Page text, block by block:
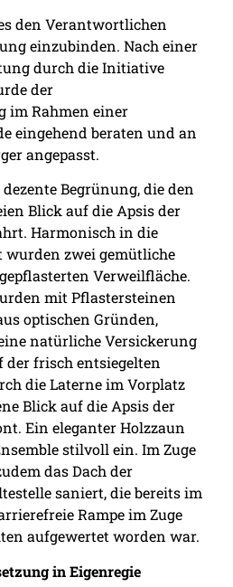
den Verantwortlichen
einzubinden. Nach einer
durch die Initiative
der
im Rahmen einer
eingehend beraten und an
angepasst.
Begrünung, die den
Blick auf die Apsis der
Harmonisch in die
zwei gemütliche
Verweilfläche.
mit Pflastersteinen
optischen Gründen,
natürliche Versickerung
der frisch entsiegelten
die Laterne im Vorplatz
Blick auf die Apsis der
Ein eleganter Holzzaun
stilvoll ein. Im Zuge
das Dach der
saniert, die bereits im
Rampe im Zuge
aufgewertet worden war.
in Eigenregie